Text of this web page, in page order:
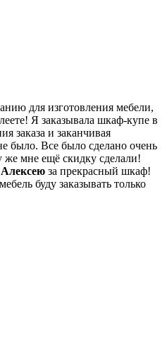
для изготовления мебели,
Я заказывала шкаф-купе в
заказа и заканчивая
было. Все было сделано очень
же мне ещё скидку сделали!
Алексею за прекрасный шкаф!
буду заказывать только